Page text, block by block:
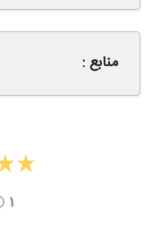
منابع :
۱